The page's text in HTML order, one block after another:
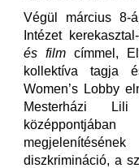
Végül március 8-
Intézet
és film címmel,
kollektíva tagja
Women’s Lobby
Mesterházi
diszkrimináció, a